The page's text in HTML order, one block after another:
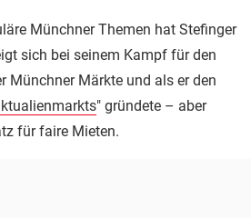
Münchner Themen hat Stefinger
sich bei seinem Kampf für den
Münchner Märkte und als er den
" gründete – aber
für faire Mieten.